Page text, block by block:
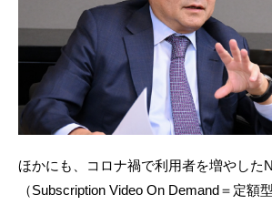
ほかにも、コロナ禍で利用者を増やした
（Subscription Video On Demand＝定額